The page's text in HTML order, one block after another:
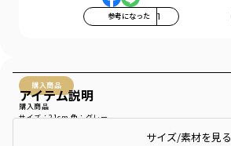
参考になった 1
購入商品
購入商品
サイズ：21cm色：グレー
アイテム説明
サイズ/素材を見る